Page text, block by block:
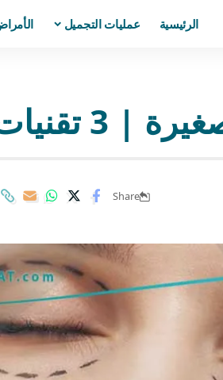
الرئيسية عمليات التجميل
حديثة
Share